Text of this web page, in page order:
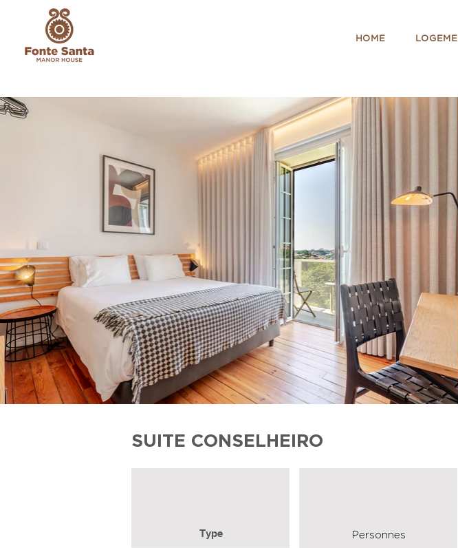
HOME
SUITE CONSELHEIRO
Type
Personnes